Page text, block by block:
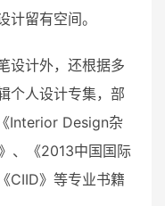
留有空间。
设计外，还根据多
个人设计专集，部
Interior Design杂
、《2013中国国际
CIID》等专业书籍